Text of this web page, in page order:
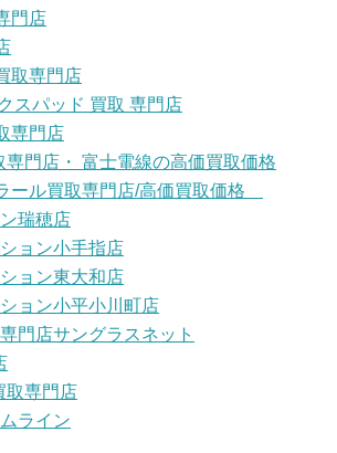
門店
取専門店
スパッド 買取 専門店
専門店
専門店・ 富士電線の高価買取価格
ール買取専門店/高価買取価格
瑞穂店
ョン小手指店
ョン東大和店
ョン小平小川町店
門店サングラスネット
取専門店
ライン